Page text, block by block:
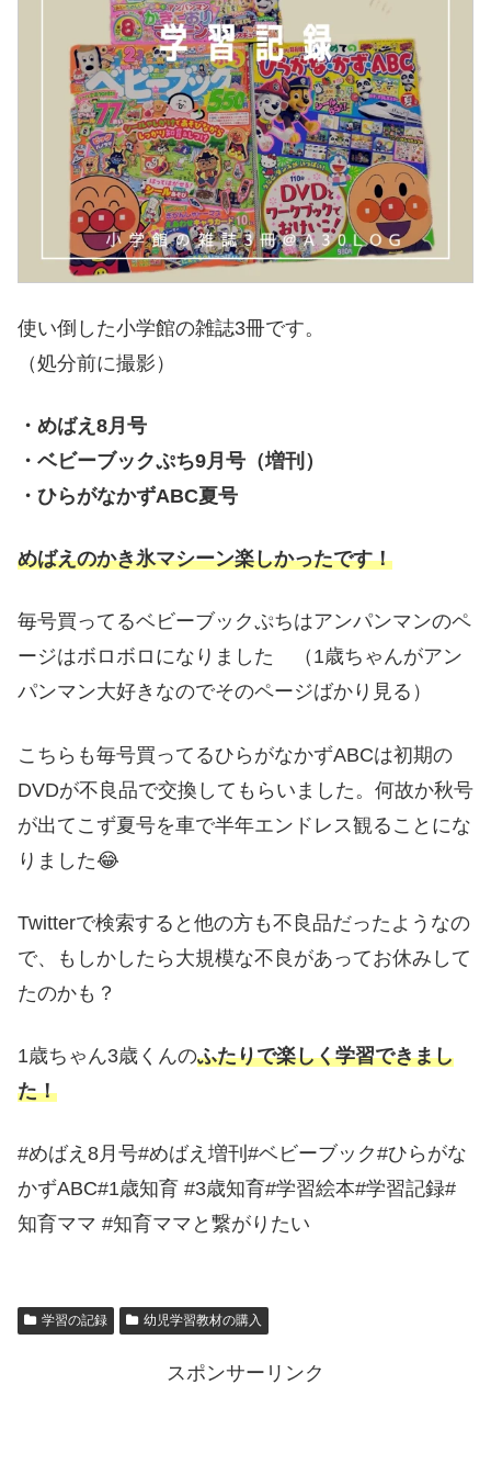
使い倒した小学館の雑誌3冊です。
（処分前に撮影）
・めばえ8月号
・ベビーブックぷち9月号（増刊）
・ひらがなかずABC夏号
めばえのかき氷マシーン楽しかったです！
毎号買ってるベビーブックぷちはアンパンマンのペ
ージはボロボロになりました （1歳ちゃんがアン
パンマン大好きなのでそのページばかり見る）
こちらも毎号買ってるひらがなかずABCは初期の
DVDが不良品で交換してもらいました。何故か秋号
が出てこず夏号を車で半年エンドレス観ることにな
りました😂
Twitterで検索すると他の方も不良品だったようなの
で、もしかしたら大規模な不良があってお休みして
たのかも？
1歳ちゃん3歳くんのふたりで楽しく学習できまし
た！
#めばえ8月号#めばえ増刊#ベビーブック#ひらがな
かずABC#1歳知育 #3歳知育#学習絵本#学習記録#
知育ママ #知育ママと繋がりたい
学習の記録 幼児学習教材の購入
スポンサーリンク